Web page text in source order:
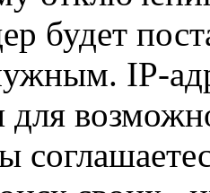
будет
IP-
для